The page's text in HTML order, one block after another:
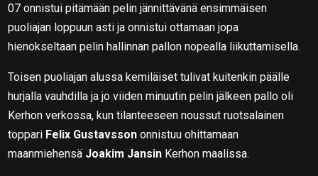
07 onnistui pitämään pelin jännittävänä ensimmäisen
puoliajan loppuun asti ja onnistui ottamaan jopa
hienokseltaan pelin hallinnan pallon nopealla liikuttamisella.
Toisen puoliajan alussa kemiläiset tulivat kuitenkin päälle
hurjalla vauhdilla ja jo viiden minuutin pelin jälkeen pallo oli
Kerhon verkossa, kun tilanteeseen noussut ruotsalainen
toppari Felix Gustavsson onnistuu ohittamaan
maanmiehensä Joakim Jansin Kerhon maalissa.